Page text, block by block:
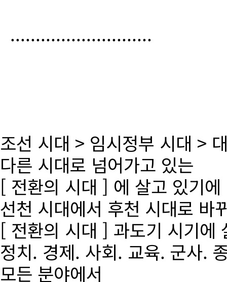
............................
조선 시대 > 임시정부 시대 >
다른 시대로 넘어가고 있는
[ 전환의 시대 ] 에 살고 있기에
선천 시대에서 후천 시대로 바
[ 전환의 시대 ] 과도기 시기에
정치. 경제. 사회. 교육. 군사.
모든 분야에서